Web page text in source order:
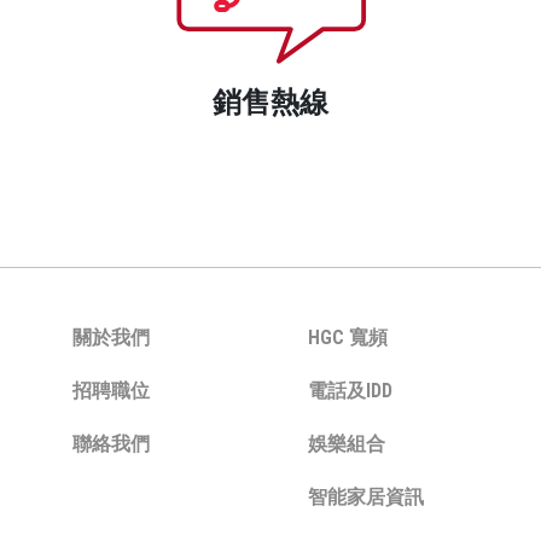
銷售熱線
關於我們
招聘職位
聯絡我們
HGC 寬頻
電話及IDD
娛樂組合
智能家居資訊